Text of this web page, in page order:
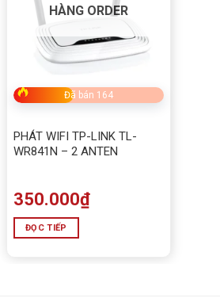
HÀNG ORDER
Đã bán 164
PHÁT WIFI TP-LINK TL-
WR841N – 2 ANTEN
350.000₫
ĐỌC TIẾP